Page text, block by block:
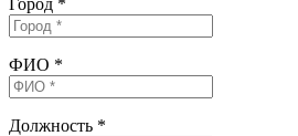
Город *
ФИО *
Должность *